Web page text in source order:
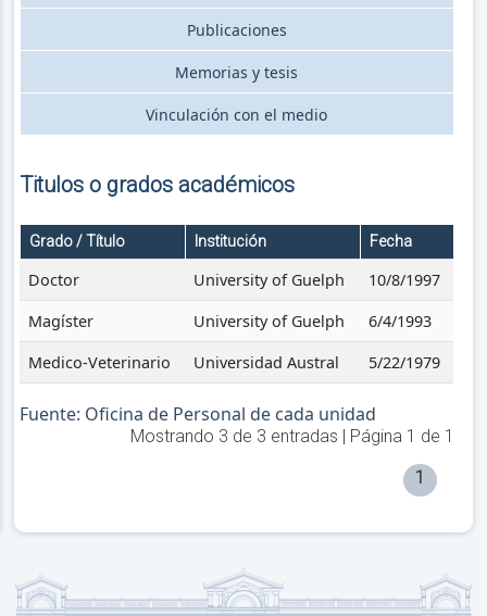
Publicaciones
Memorias y tesis
Vinculación con el medio
Titulos o grados académicos
Grado / Título Institución Fecha
Doctor University of Guelph
10/8/1997
Magíster
University of Guelph
6/4/1993
Medico-Veterinario
Universidad Austral 5/22/1979
Fuente: Oficina de Personal de cada unidad
Mostrando 3 de 3 entradas | Página 1 de 1
1